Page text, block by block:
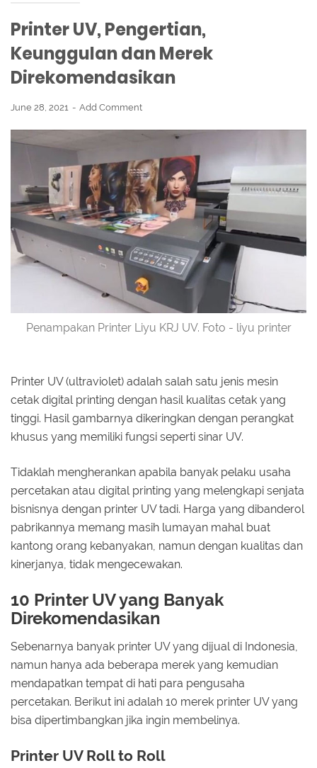
Printer UV, Pengertian,
Keunggulan dan Merek
Direkomendasikan
June 28, 2021 Add Comment
Penampakan Printer Liyu KRJ UV. Foto - liyu printer
Printer UV (ultraviolet) adalah salah satu jenis mesin
cetak digital printing dengan hasil kualitas cetak yang
tinggi. Hasil gambarnya dikeringkan dengan perangkat
khusus yang memiliki fungsi seperti sinar UV.
Tidaklah mengherankan apabila banyak pelaku usaha
percetakan atau digital printing yang melengkapi senjata
bisnisnya dengan printer UV tadi. Harga yang dibanderol
pabrikannya memang masih lumayan mahal buat
kantong orang kebanyakan, namun dengan kualitas dan
kinerjanya, tidak mengecewakan.
10 Printer UV yang Banyak
Direkomendasikan
Sebenarnya banyak printer UV yang dijual di Indonesia,
namun hanya ada beberapa merek yang kemudian
mendapatkan tempat di hati para pengusaha
percetakan. Berikut ini adalah 10 merek printer UV yang
bisa dipertimbangkan jika ingin membelinya.
Printer UV Roll to Roll